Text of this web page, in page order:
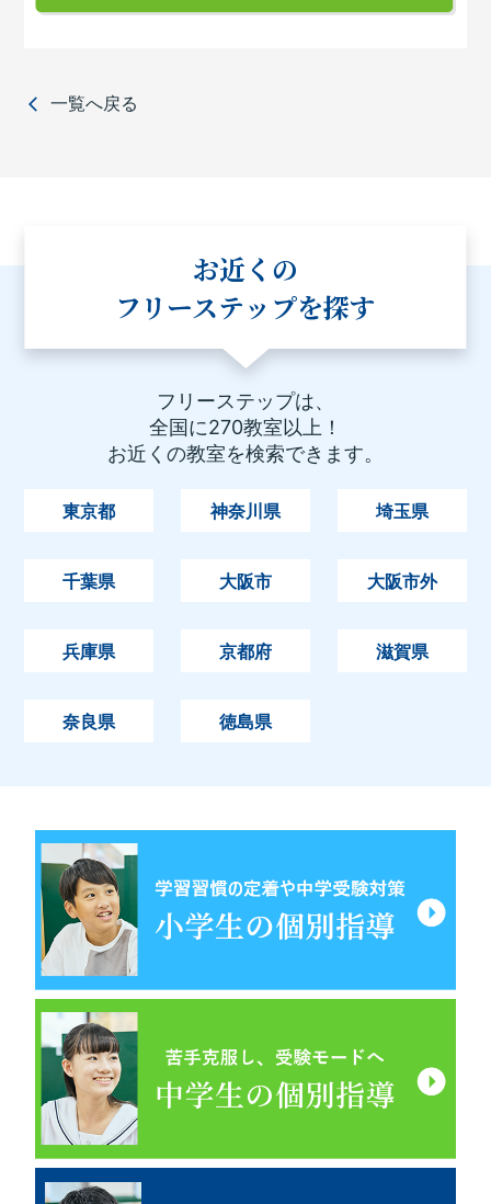
一覧へ戻る
お近くの
フリーステップを探す
フリーステップは、
全国に270教室以上！
お近くの教室を検索できます。
東京都 神奈川県 埼玉県
千葉県 大阪市 大阪市外
兵庫県 京都府 滋賀県
奈良県 徳島県